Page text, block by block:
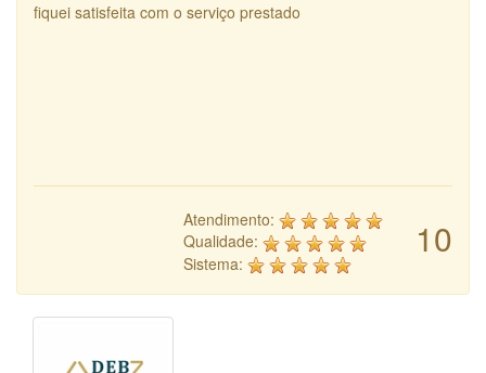
fiquei satisfeita com o serviço prestado
10
Atendimento:
Qualidade:
Sistema: